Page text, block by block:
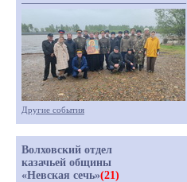
Другие события
Волховский отдел
казачьей общины
«Невская сечь»(21)